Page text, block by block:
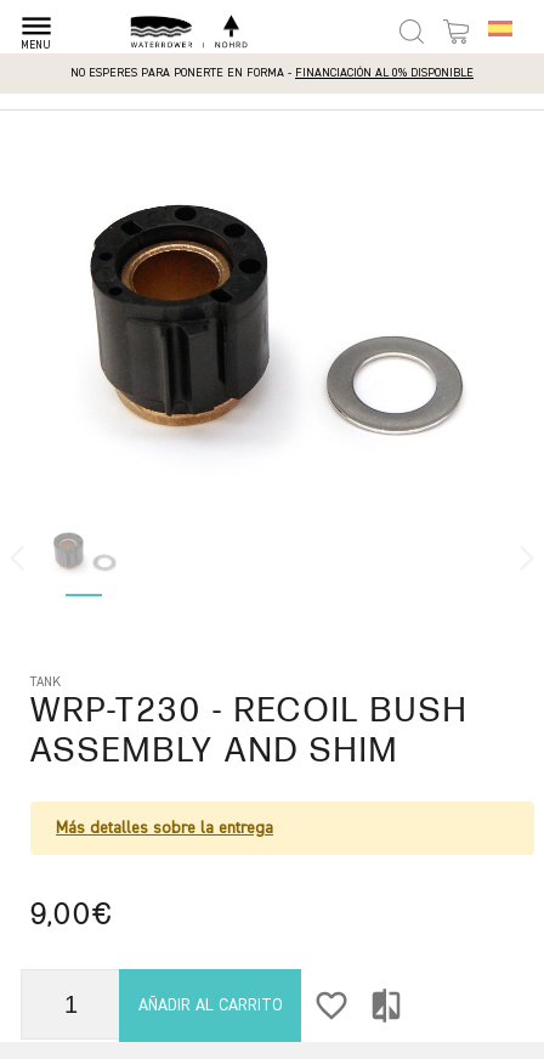
dehaze
MENU
NO ESPERES PARA PONERTE EN FORMA - FINANCIACIÓN AL 0% DISPONIBLE
TANK
WRP-T230 - RECOIL BUSH
ASSEMBLY AND SHIM
Más detalles sobre la entrega
9,00€
AÑADIR AL CARRITO favorite_border compare